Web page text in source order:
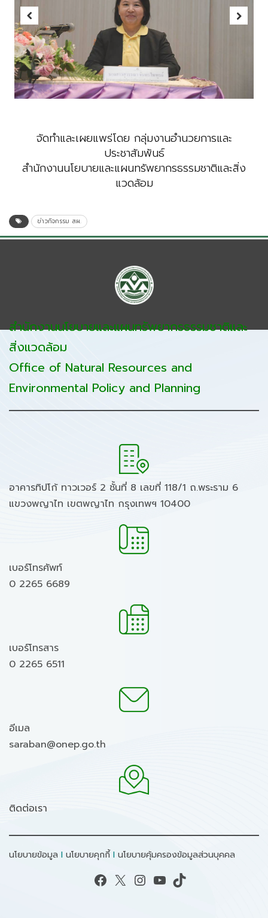
Previous
จัดทำและเผยแพร่โดย กลุ่มงานอำนวยการและ
ประชาสัมพันธ์
สำนักงานนโยบายและแผนทรัพยากรธรรมชาติและสิ่ง
แวดล้อม
ข่าวกิจกรรม สผ.
สำนักงานนโยบายและแผนทรัพยากรธรรมชาติและ
สิ่งแวดล้อม
Office of Natural Resources and
Environmental Policy and Planning
อาคารทิปโก้ ทาวเวอร์ 2 ชั้นที่ 8 เลขที่ 118/1 ถ.พระราม 6
แขวงพญาไท เขตพญาไท กรุงเทพฯ 10400
เบอร์โทรศัพท์
0 2265 6689
เบอร์โทรสาร
0 2265 6511
อีเมล
saraban@onep.go.th
ติดต่อเรา
นโยบายข้อมูล I นโยบายคุกกี้I นโยบายคุ้มครองข้อมูลส่วนบุคคล
Facebook X Instagram YouTube TikTok